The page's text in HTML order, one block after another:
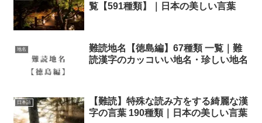
覧【591種類】｜日本の美しい言葉
地名
難読地名【徳島編】67種類 一覧｜難
読漢字のカッコいい地名・珍しい地名
日本語
【難読】特殊な読み方をする綺麗な漢
字の言葉 190種類｜日本の美しい言葉